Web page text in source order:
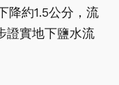
降約1.5公分，流
證實地下鹽水流